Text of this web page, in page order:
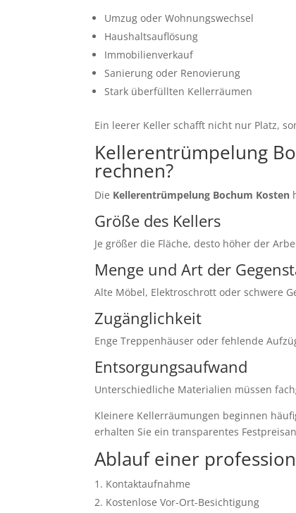
Umzug oder Wohnungswechsel
Haushaltsauflösung
Immobilienverkauf
Sanierung oder Renovierung
Stark überfüllten Kellerräumen
Ein leerer Keller schafft nicht nur Platz,
Kellerentrümpelung
rechnen?
Die Kellerentrümpelung Bochum Kosten
Größe des Kellers
Je größer die Fläche, desto höher der
Menge und Art der
Alte Möbel, Elektroschrott oder schwere
Zugänglichkeit
Enge Treppenhäuser oder fehlende
Entsorgungsaufwand
Unterschiedliche Materialien müssen
Kleinere Kellerräumungen beginnen
erhalten Sie ein transparentes
Ablauf einer
Kontaktaufnahme
Kostenlose Vor-Ort-Besichtigung